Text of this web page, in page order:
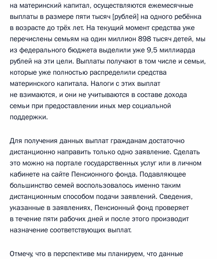
на материнский капитал, осуществляются ежемесячные
выплаты в размере пяти тысяч [рублей] на одного ребёнка
в возрасте до трёх лет. На текущий момент средства уже
перечислены семьям на один миллион 898 тысяч детей, мы
из федерального бюджета выделили уже 9,5 миллиарда
рублей на эти цели. Выплаты получают в том числе и семьи,
которые уже полностью распределили средства
материнского капитала. Налоги с этих выплат
не взимаются, и они не учитываются в составе дохода
семьи при предоставлении иных мер социальной
поддержки.
Для получения данных выплат гражданам достаточно
дистанционно направить только одно заявление. Сделать
это можно на портале государственных услуг или в личном
кабинете на сайте Пенсионного фонда. Подавляющее
большинство семей воспользовалось именно таким
дистанционным способом подачи заявлений. Сведения,
указанные в заявлениях, Пенсионный фонд проверяет
в течение пяти рабочих дней и после этого производит
назначение соответствующих выплат.
Отмечу, что в перспективе мы планируем, что данные